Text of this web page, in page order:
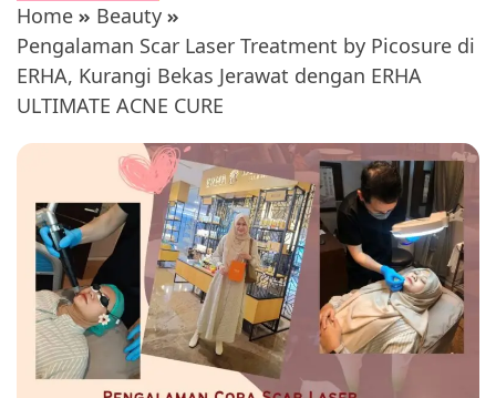
Home
Beauty
Pengalaman Scar Laser Treatment by Picosure di
ERHA, Kurangi Bekas Jerawat dengan ERHA
ULTIMATE ACNE CURE